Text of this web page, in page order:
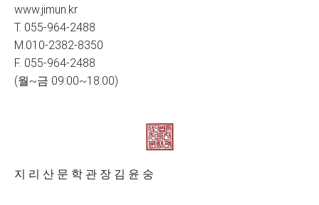
www.jimun.kr
T. 055-964-2488
M.010-2382-8350
F. 055-964-2488
(월~금 09:00~18:00)
지 리 산 문 학 관 장 김 윤 숭